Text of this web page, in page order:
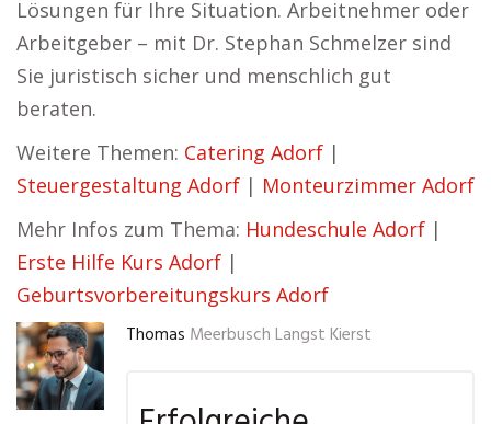
Lösungen für Ihre Situation. Arbeitnehmer oder
Arbeitgeber – mit Dr. Stephan Schmelzer sind
Sie juristisch sicher und menschlich gut
beraten.
Weitere Themen: Catering Adorf |
Steuergestaltung Adorf | Monteurzimmer Adorf
Mehr Infos zum Thema: Hundeschule Adorf |
Erste Hilfe Kurs Adorf |
Geburtsvorbereitungskurs Adorf
Thomas Meerbusch Langst Kierst